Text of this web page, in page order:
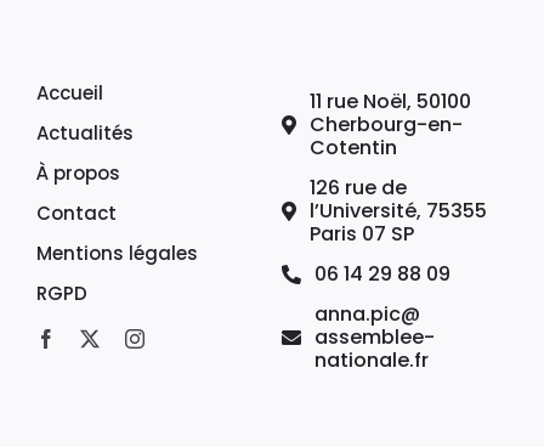
Accueil
Actualités
À propos
Contact
Mentions légales
RGPD
11 rue Noël, 50100
Cherbourg-en-
Cotentin
126 rue de
l’Université, 75355
Paris 07 SP
06 14 29 88 09
anna.pic@
assemblee-
nationale.fr